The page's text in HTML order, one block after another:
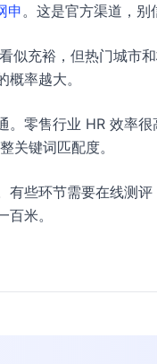
申。这是官方渠道，别
充裕，但热门城市
率越大。
。零售行业 HR 效率
关键词匹配度。
有些环节需要在线测
米。